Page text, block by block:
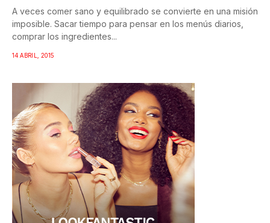
A veces comer sano y equilibrado se convierte en una misión
imposible. Sacar tiempo para pensar en los menús diarios,
comprar los ingredientes...
14 ABRIL, 2015